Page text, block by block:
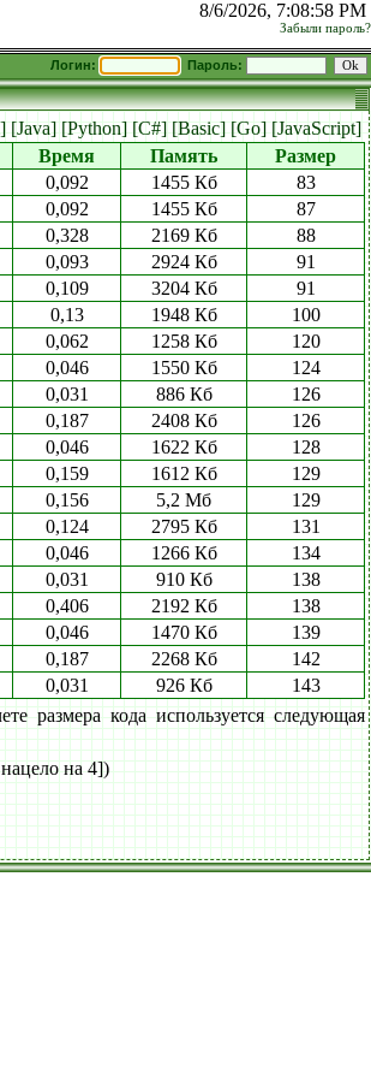
8/6/2026, 7:08:58 PM
Забыли пароль?
Логин: Пароль:
[Java] [Python] [C#] [Basic] [Go] [JavaScript]
Время Память
Размер
0,092 1455 Кб
83
0,092 1455 Кб
87
0,328 2169 Кб
88
0,093 2924 Кб
91
0,109 3204 Кб
91
0,13 1948 Кб
100
0,062 1258 Кб
120
0,046 1550 Кб
124
0,031 886 Кб
126
0,187 2408 Кб
126
0,046 1622 Кб
128
0,159 1612 Кб
129
0,156 5,2 Мб
129
0,124 2795 Кб
131
0,046 1266 Кб
134
0,031 910 Кб
138
0,406 2192 Кб
138
0,046 1470 Кб
139
0,187 2268 Кб
142
0,031 926 Кб
143
размера кода используется следующая
на 4])